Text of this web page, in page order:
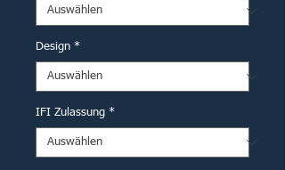
Design *
IFI Zulassung *